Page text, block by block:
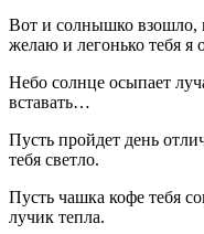
Вот и солнышко взошло,
желаю и легонько тебя я
Небо солнце осыпает
вставать…
Пусть пройдет день
тебя светло.
Пусть чашка кофе тебя
лучик тепла.